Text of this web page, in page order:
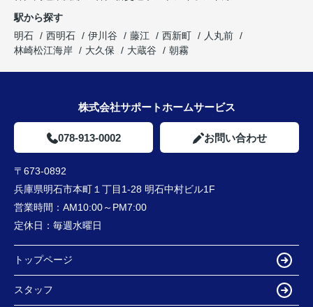
駅から探す
明石
西明石 伊川谷 藤江 西新町
人丸前
林崎松江海岸
大久保 大蔵谷 朝霧
株式会社サポートホームサービス
078-913-0002 お問い合わせ
〒673-0892
兵庫県明石市本町１丁目1-28 明石中村ビル1F
営業時間： AM10:00～PM7:00
定休日： 毎週水曜日
トップページ
スタッフ